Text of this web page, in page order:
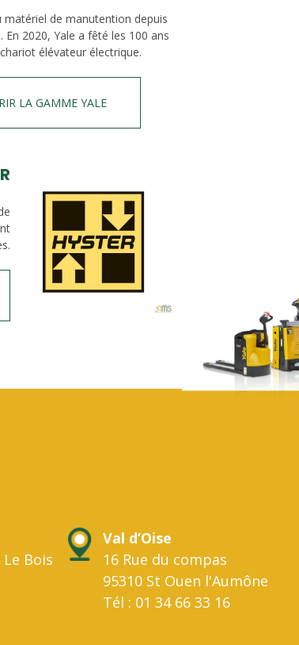
matériel de manutention depuis
En 2020, Yale a fêté les 100 ans
élévateur électrique.
LA GAMME YALE
Bois
Val d’Oise
16 Rue du compas
95310 St Ouen l'Aumône
Tél : 01 34 66 33 16